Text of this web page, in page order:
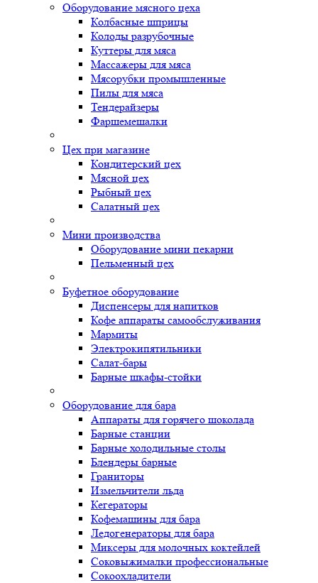
Оборудование мясного цеха
Колбасные шприцы
Колоды разрубочные
Куттеры для мяса
Массажеры для мяса
Мясорубки промышленные
Пилы для мяса
Тендерайзеры
Фаршемешалки
Цех при магазине
Кондитерский цех
Мясной цех
Рыбный цех
Салатный цех
Мини производства
Оборудование мини пекарни
Пельменный цех
Буфетное оборудование
Диспенсеры для напитков
Кофе аппараты самообслуживания
Мармиты
Электрокипятильники
Cалат-бары
Барные шкафы-стойки
Оборудование для бара
Аппараты для горячего шоколада
Барные станции
Барные холодильные столы
Блендеры барные
Граниторы
Измельчители льда
Кегераторы
Кофемашины для бара
Ледогенераторы для бара
Миксеры для молочных коктейлей
Соковыжималки профессиональные
Сокоохладители